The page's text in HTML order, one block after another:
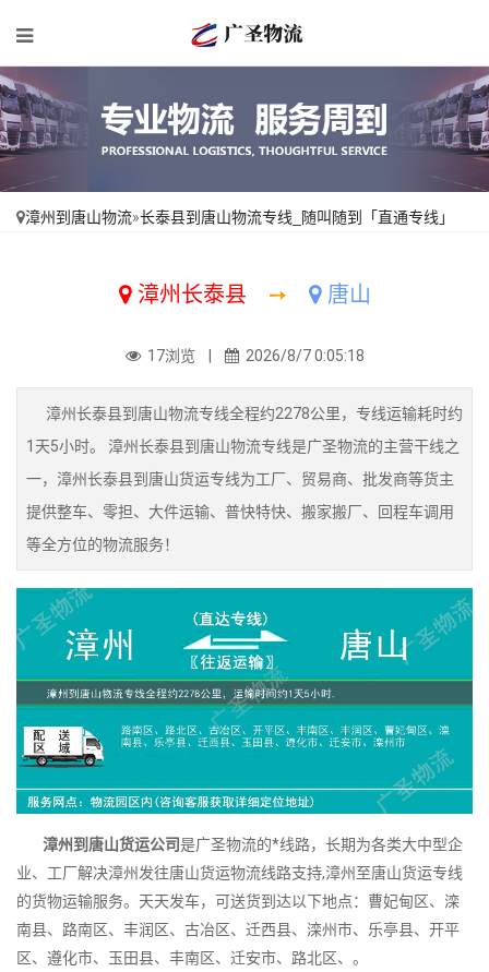
漳州到唐山物流»长泰县到唐山物流专线_随叫随到「直通专线」
漳州长泰县 ➙ 唐山
17浏览 | 2026/8/7 0:05:18
漳州长泰县到唐山物流专线全程约2278公里，专线运输耗时约
1天5小时。 漳州长泰县到唐山物流专线是广圣物流的主营干线之
一，漳州长泰县到唐山货运专线为工厂、贸易商、批发商等货主
提供整车、零担、大件运输、普快特快、搬家搬厂、回程车调用
等全方位的物流服务！
漳州到唐山货运公司是广圣物流的*线路，长期为各类大中型企
业、工厂解决漳州发往唐山货运物流线路支持,漳州至唐山货运专线
的货物运输服务。天天发车，可送货到达以下地点：曹妃甸区、滦
南县、路南区、丰润区、古冶区、迁西县、滦州市、乐亭县、开平
区、遵化市、玉田县、丰南区、迁安市、路北区、。